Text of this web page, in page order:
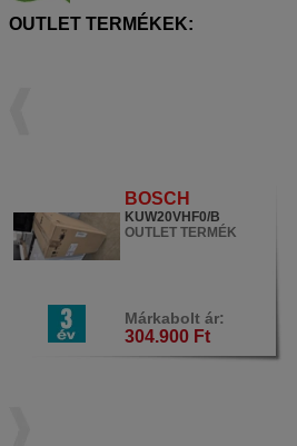
OUTLET TERMÉKEK:
BOSCH
KUW20VHF0/B
OUTLET TERMÉK
Márkabolt ár:
304.900 Ft